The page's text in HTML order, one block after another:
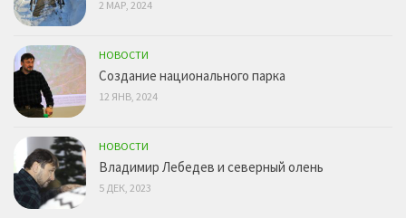
2 МАР, 2024
НОВОСТИ
Создание национального парка
12 ЯНВ, 2024
НОВОСТИ
Владимир Лебедев и северный олень
5 ДЕК, 2023